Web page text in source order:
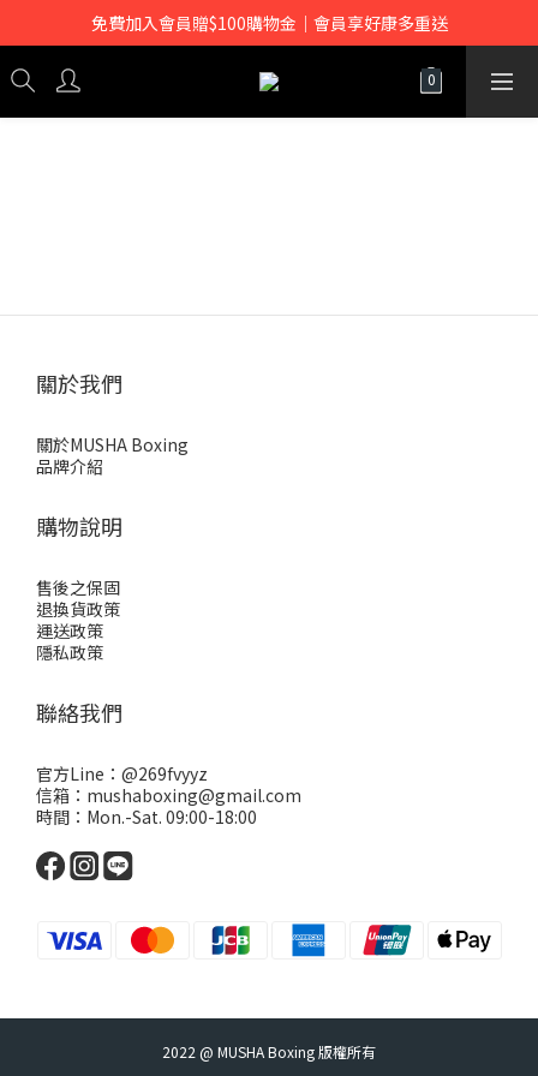
免費加入會員贈$100購物金｜會員享好康多重送
關於我們
關於MUSHA Boxing
品牌介紹
購物說明
售後之保固
退換貨政策
運送政策
隱私政策
聯絡我們
官方Line： @269fvyyz
信箱：mushaboxing@gmail.com
時間：Mon.-Sat. 09:00-18:00
2022 @ MUSHA Boxing 版權所有